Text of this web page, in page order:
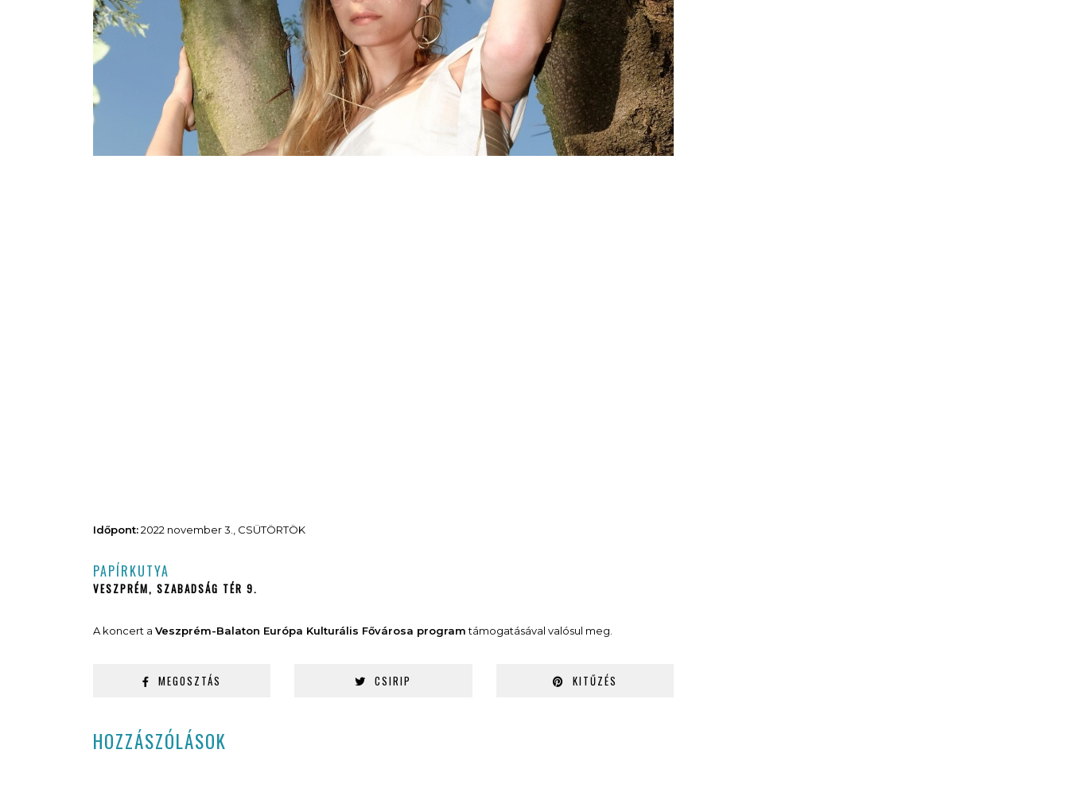
Időpont:2022 november 3., CSÜTÖRTÖK
PAPÍRKUTYA
VESZPRÉM, SZABADSÁG TÉR 9.
A koncert a Veszprém-Balaton Európa Kulturális Fővárosa programtámogatásával valósul meg.
MEGOSZTÁS CSIRIP KITŰZÉS
HOZZÁSZÓLÁSOK